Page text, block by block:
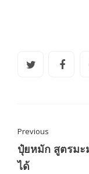
Previous
ปุ๋ยหมัก สูตรมะ
ได้